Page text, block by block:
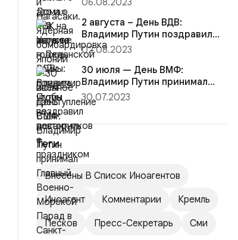
06.08.2023
2 августа – День ВДВ:
Владимир Путин поздравил
десантников с праздником
02.08.2023
30 июля — День ВМФ:
Владимир Путин принимал
Главный Военно-Морской
Парад в С...
30.07.2023
Теги
Внесены В Список Иноагентов
Иноагент
Комментарии
Кремль
Песков
Пресс-Секретарь Сми